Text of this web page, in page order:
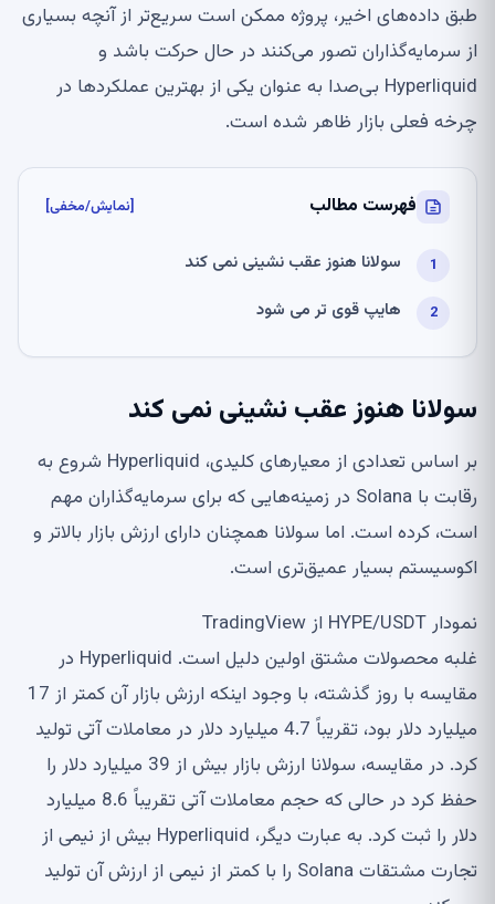
طبق داده‌های اخیر، پروژه ممکن است سریع‌تر از آنچه بسیاری
از سرمایه‌گذاران تصور می‌کنند در حال حرکت باشد و
Hyperliquid بی‌صدا به عنوان یکی از بهترین عملکردها در
چرخه فعلی بازار ظاهر شده است.
فهرست مطالب [نمایش/مخفی]
سولانا هنوز عقب نشینی نمی کند
هایپ قوی تر می شود
سولانا هنوز عقب نشینی نمی کند
بر اساس تعدادی از معیارهای کلیدی، Hyperliquid شروع به
رقابت با Solana در زمینه‌هایی که برای سرمایه‌گذاران مهم
است، کرده است. اما سولانا همچنان دارای ارزش بازار بالاتر و
اکوسیستم بسیار عمیق‌تری است.
نمودار HYPE/USDT از TradingView
غلبه محصولات مشتق اولین دلیل است. Hyperliquid در
مقایسه با روز گذشته، با وجود اینکه ارزش بازار آن کمتر از 17
میلیارد دلار بود، تقریباً 4.7 میلیارد دلار در معاملات آتی تولید
کرد. در مقایسه، سولانا ارزش بازار بیش از 39 میلیارد دلار را
حفظ کرد در حالی که حجم معاملات آتی تقریباً 8.6 میلیارد
دلار را ثبت کرد. به عبارت دیگر، Hyperliquid بیش از نیمی از
تجارت مشتقات Solana را با کمتر از نیمی از ارزش آن تولید